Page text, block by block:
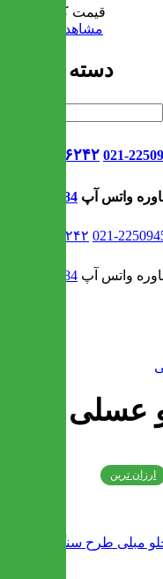
قیمت کل:
مشاهده سبد خرید
دسته بندی ها
021-۹۱۳۰۶۲۴۲ 021-
09302308484 واتس آپ
021-۹۱۳۰۶۲۴۲ 021-
09302308484 واتس آپ
عسلی
ارزان ترین